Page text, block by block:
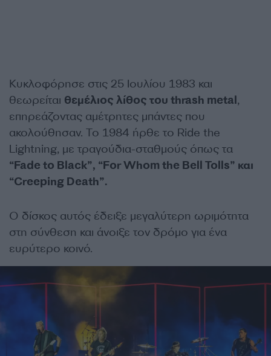
Κυκλοφόρησε στις 25 Ιουλίου 1983 και
θεωρείται θεμέλιος λίθος του thrash metal,
επηρεάζοντας αμέτρητες μπάντες που
ακολούθησαν. Το 1984 ήρθε το Ride the
Lightning, με τραγούδια-σταθμούς όπως τα
“Fade to Black”, “For Whom the Bell Tolls” και
“Creeping Death”.
Ο δίσκος αυτός έδειξε μεγαλύτερη ωριμότητα
στη σύνθεση και άνοιξε τον δρόμο για ένα
ευρύτερο κοινό.